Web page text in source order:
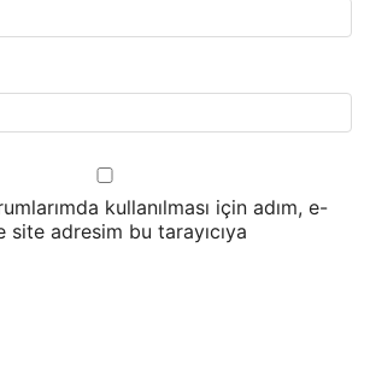
kullanılması için adım, e-
adresim bu tarayıcıya